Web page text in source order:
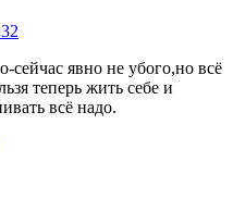
сейчас явно не убого,но всё
теперь жить себе и
всё надо.